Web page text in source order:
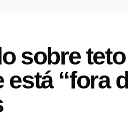
sobre
está “fora